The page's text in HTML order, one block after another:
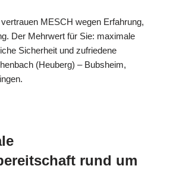
MESCH wegen Erfahrung,
Der Mehrwert für Sie: maximale
Sicherheit und zufriedene
(Heuberg) – Bubsheim,
rund um